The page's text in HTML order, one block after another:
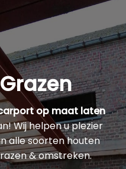
op maat laten
Wij helpen u plezier
alle soorten houten
& omstreken.